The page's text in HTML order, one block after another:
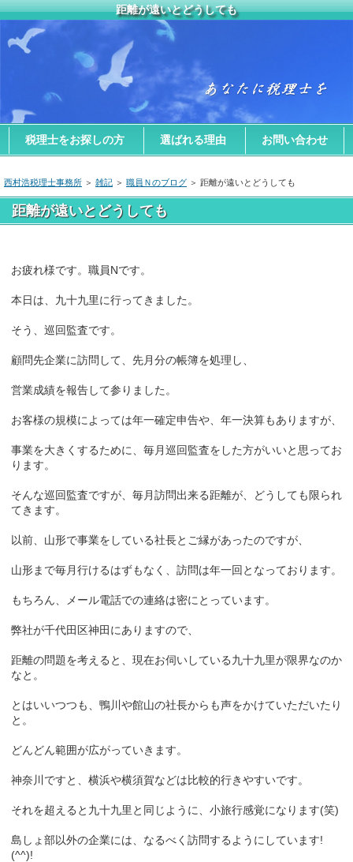
距離が遠いとどうしても
税理士をお探しの方 選ばれる理由 お問い合わせ
西村浩税理士事務所 ＞ 雑記 ＞ 職員Ｎのブログ ＞ 距離が遠いとどうしても
距離が遠いとどうしても
お疲れ様です。職員Nです。
本日は、九十九里に行ってきました。
そう、巡回監査です。
顧問先企業に訪問して、先月分の帳簿を処理し、
営業成績を報告して参りました。
お客様の規模によっては年一確定申告や、年一決算もありますが、
事業を大きくするために、毎月巡回監査をした方がいいと思ってお
ります。
そんな巡回監査ですが、毎月訪問出来る距離が、どうしても限られ
てきます。
以前、山形で事業をしている社長とご縁があったのですが、
山形まで毎月行けるはずもなく、訪問は年一回となっております。
もちろん、メール電話での連絡は密にとっています。
弊社が千代田区神田にありますので、
距離の問題を考えると、現在お伺いしている九十九里が限界なのか
なと。
とはいいつつも、鴨川や館山の社長からも声をかけていただいたり
と。
どんどん範囲が広がっていきます。
神奈川ですと、横浜や横須賀などは比較的行きやすいです。
それを超えると九十九里と同じように、小旅行感覚になります(笑)
島しょ部以外の企業には、なるべく訪問するようにしています!
(^^)!